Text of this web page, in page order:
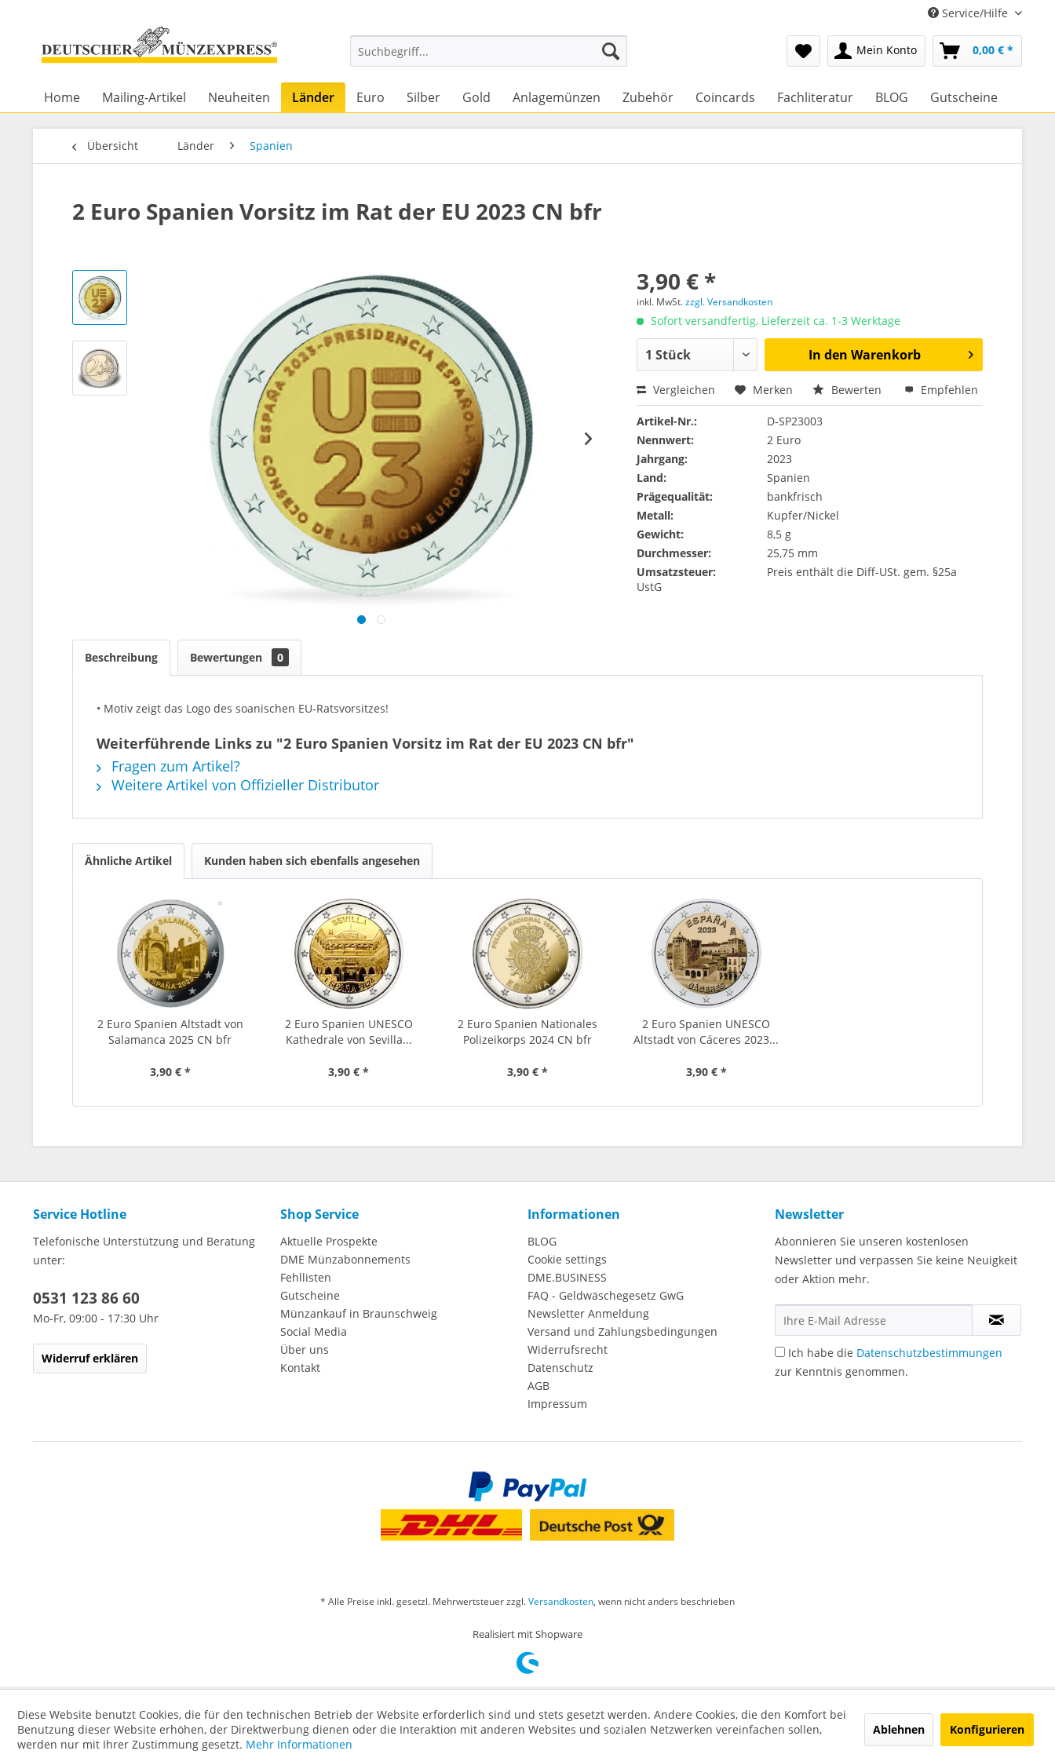
Service/Hilfe
Mein Konto 0,00 € *
Home Mailing-Artikel Neuheiten Länder Euro Silber Gold Anlagemünzen Zubehör Coincards Fachliteratur BLOG Gutscheine
Übersicht Länder Spanien
2 Euro Spanien Vorsitz im Rat der EU 2023 CN bfr
3,90 € *
inkl. MwSt.zzgl. Versandkosten
Sofort versandfertig, Lieferzeit ca. 1-3 Werktage
In den Warenkorb
Vergleichen Merken Bewerten Empfehlen
Artikel-Nr.:
D-SP23003
Nennwert:
2 Euro
Jahrgang:
2023
Land:
Spanien
Prägequalität:
bankfrisch
Metall:
Kupfer/Nickel
Gewicht:
8,5 g
Durchmesser:
25,75 mm
Umsatzsteuer:
Preis enthält die Diff-USt. gem. §25a
UstG
Beschreibung Bewertungen 0
• Motiv zeigt das Logo des soanischen EU-Ratsvorsitzes!
Weiterführende Links zu "2 Euro Spanien Vorsitz im Rat der EU 2023 CN bfr"
Fragen zum Artikel?
Weitere Artikel von Offizieller Distributor
Ähnliche Artikel Kunden haben sich ebenfalls angesehen
2 Euro Spanien Altstadt von
Salamanca 2025 CN bfr
3,90 € *
2 Euro Spanien UNESCO
Kathedrale von Sevilla...
3,90 € *
2 Euro Spanien Nationales
Polizeikorps 2024 CN bfr
3,90 € *
2 Euro Spanien UNESCO
Altstadt von Cáceres 2023...
3,90 € *
Service Hotline
Telefonische Unterstützung und Beratung
unter:
0531 123 86 60
Mo-Fr, 09:00 - 17:30 Uhr
Widerruf erklären
Shop Service
Aktuelle Prospekte
DME Münzabonnements
Fehllisten
Gutscheine
Münzankauf in Braunschweig
Social Media
Über uns
Kontakt
Informationen
BLOG
Cookie settings
DME.BUSINESS
FAQ - Geldwäschegesetz GwG
Newsletter Anmeldung
Versand und Zahlungsbedingungen
Widerrufsrecht
Datenschutz
AGB
Impressum
Newsletter
Abonnieren Sie unseren kostenlosen
Newsletter und verpassen Sie keine Neuigkeit
oder Aktion mehr.
Ich habe die Datenschutzbestimmungen
zur Kenntnis genommen.
* Alle Preise inkl. gesetzl. Mehrwertsteuer zzgl.Versandkosten, wenn nicht anders beschrieben
Realisiert mit Shopware
Diese Website benutzt Cookies, die für den technischen Betrieb der Website erforderlich sind und stets gesetzt werden. Andere Cookies, die den Komfort bei
Benutzung dieser Website erhöhen, der Direktwerbung dienen oder die Interaktion mit anderen Websites und sozialen Netzwerken vereinfachen sollen,
werden nur mit Ihrer Zustimmung gesetzt. Mehr Informationen
Ablehnen Konfigurieren